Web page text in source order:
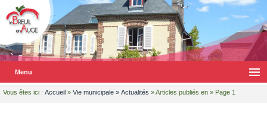
Menu
Vous êtes ici : Accueil » Vie municipale » Actualités » Articles publiés en » Page 1